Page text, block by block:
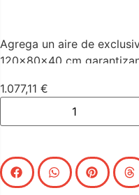
Agrega un aire de
120x80x40 cm
1.077,11 €